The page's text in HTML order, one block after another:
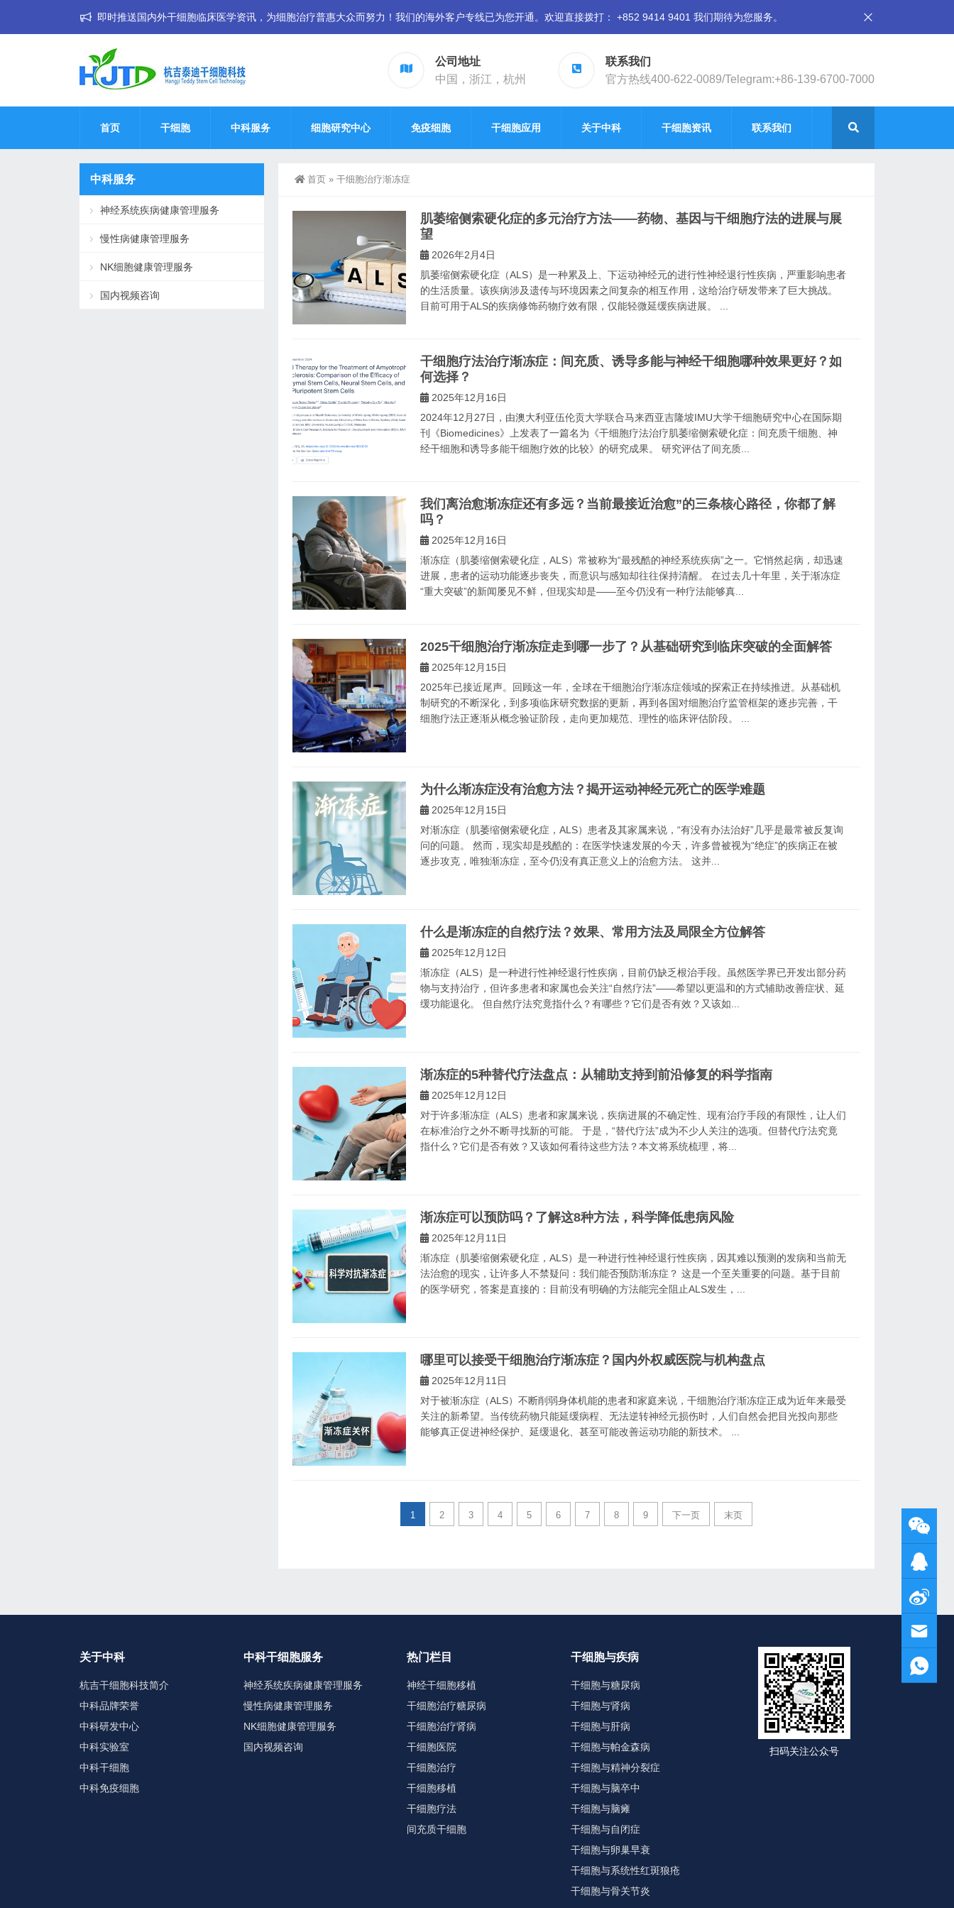
即时推送国内外干细胞临床医学资讯，为细胞治疗普惠大众而努力！我们的海外客户专线已为您开通。欢迎直接拨打： +852 9414 9401 我们期待为您服务。
公司地址
中国，浙江，杭州
联系我们
官方热线400-622-0089/Telegram:+86-139-6700-7000
首页 干细胞 中科服务 细胞研究中心 免疫细胞 干细胞应用 关于中科 干细胞资讯 联系我们
首页 » 干细胞治疗渐冻症
肌萎缩侧索硬化症的多元治疗方法——药物、基因与干细胞疗法的进展与展
望
2026年2月4日
肌萎缩侧索硬化症（ALS）是一种累及上、下运动神经元的进行性神经退行性疾病，严重影响患者
的生活质量。该疾病涉及遗传与环境因素之间复杂的相互作用，这给治疗研发带来了巨大挑战。
目前可用于ALS的疾病修饰药物疗效有限，仅能轻微延缓疾病进展。 ...
干细胞疗法治疗渐冻症：间充质、诱导多能与神经干细胞哪种效果更好？如
何选择？
2025年12月16日
2024年12月27日，由澳大利亚伍伦贡大学联合马来西亚吉隆坡IMU大学干细胞研究中心在国际期
刊《Biomedicines》上发表了一篇名为《干细胞疗法治疗肌萎缩侧索硬化症：间充质干细胞、神
经干细胞和诱导多能干细胞疗效的比较》的研究成果。 研究评估了间充质...
我们离治愈渐冻症还有多远？当前最接近治愈”的三条核心路径，你都了解
吗？
2025年12月16日
渐冻症（肌萎缩侧索硬化症，ALS）常被称为“最残酷的神经系统疾病”之一。它悄然起病，却迅速
进展，患者的运动功能逐步丧失，而意识与感知却往往保持清醒。 在过去几十年里，关于渐冻症
“重大突破”的新闻屡见不鲜，但现实却是——至今仍没有一种疗法能够真...
2025干细胞治疗渐冻症走到哪一步了？从基础研究到临床突破的全面解答
2025年12月15日
2025年已接近尾声。回顾这一年，全球在干细胞治疗渐冻症领域的探索正在持续推进。从基础机
制研究的不断深化，到多项临床研究数据的更新，再到各国对细胞治疗监管框架的逐步完善，干
细胞疗法正逐渐从概念验证阶段，走向更加规范、理性的临床评估阶段。 ...
为什么渐冻症没有治愈方法？揭开运动神经元死亡的医学难题
2025年12月15日
对渐冻症（肌萎缩侧索硬化症，ALS）患者及其家属来说，“有没有办法治好”几乎是最常被反复询
问的问题。 然而，现实却是残酷的：在医学快速发展的今天，许多曾被视为“绝症”的疾病正在被
逐步攻克，唯独渐冻症，至今仍没有真正意义上的治愈方法。 这并...
什么是渐冻症的自然疗法？效果、常用方法及局限全方位解答
2025年12月12日
渐冻症（ALS）是一种进行性神经退行性疾病，目前仍缺乏根治手段。虽然医学界已开发出部分药
物与支持治疗，但许多患者和家属也会关注“自然疗法”——希望以更温和的方式辅助改善症状、延
缓功能退化。 但自然疗法究竟指什么？有哪些？它们是否有效？又该如...
渐冻症的5种替代疗法盘点：从辅助支持到前沿修复的科学指南
2025年12月12日
对于许多渐冻症（ALS）患者和家属来说，疾病进展的不确定性、现有治疗手段的有限性，让人们
在标准治疗之外不断寻找新的可能。 于是，“替代疗法”成为不少人关注的选项。但替代疗法究竟
指什么？它们是否有效？又该如何看待这些方法？本文将系统梳理，将...
渐冻症可以预防吗？了解这8种方法，科学降低患病风险
2025年12月11日
渐冻症（肌萎缩侧索硬化症，ALS）是一种进行性神经退行性疾病，因其难以预测的发病和当前无
法治愈的现实，让许多人不禁疑问：我们能否预防渐冻症？ 这是一个至关重要的问题。基于目前
的医学研究，答案是直接的：目前没有明确的方法能完全阻止ALS发生，...
哪里可以接受干细胞治疗渐冻症？国内外权威医院与机构盘点
2025年12月11日
对于被渐冻症（ALS）不断削弱身体机能的患者和家庭来说，干细胞治疗渐冻症正成为近年来最受
关注的新希望。当传统药物只能延缓病程、无法逆转神经元损伤时，人们自然会把目光投向那些
能够真正促进神经保护、延缓退化、甚至可能改善运动功能的新技术。 ...
1 2 3 4 5 6 7 8 9 下一页 末页
中科服务
神经系统疾病健康管理服务
慢性病健康管理服务
NK细胞健康管理服务
国内视频咨询
关于中科
杭吉干细胞科技简介
中科品牌荣誉
中科研发中心
中科实验室
中科干细胞
中科免疫细胞
中科干细胞服务
神经系统疾病健康管理服务
慢性病健康管理服务
NK细胞健康管理服务
国内视频咨询
热门栏目
神经干细胞移植
干细胞治疗糖尿病
干细胞治疗肾病
干细胞医院
干细胞治疗
干细胞移植
干细胞疗法
间充质干细胞
干细胞与疾病
干细胞与糖尿病
干细胞与肾病
干细胞与肝病
干细胞与帕金森病
干细胞与精神分裂症
干细胞与脑卒中
干细胞与脑瘫
干细胞与自闭症
干细胞与卵巢早衰
干细胞与系统性红斑狼疮
干细胞与骨关节炎
扫码关注公众号